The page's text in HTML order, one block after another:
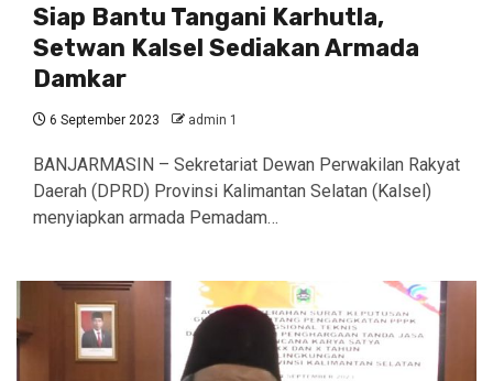
Siap Bantu Tangani Karhutla,
Setwan Kalsel Sediakan Armada
Damkar
6 September 2023 admin 1
BANJARMASIN – Sekretariat Dewan Perwakilan Rakyat
Daerah (DPRD) Provinsi Kalimantan Selatan (Kalsel)
menyiapkan armada Pemadam…